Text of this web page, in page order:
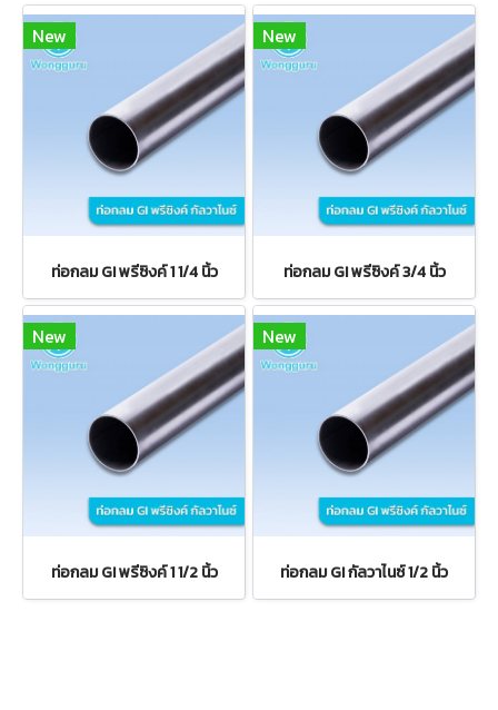
New
ท่อกลม GI พรีซิงค์ 1 1/4 นิ้ว
New
ท่อกลม GI พรีซิงค์ 3/4 นิ้ว
New
ท่อกลม GI พรีซิงค์ 1 1/2 นิ้ว
New
ท่อกลม GI กัลวาไนซ์ 1/2 นิ้ว